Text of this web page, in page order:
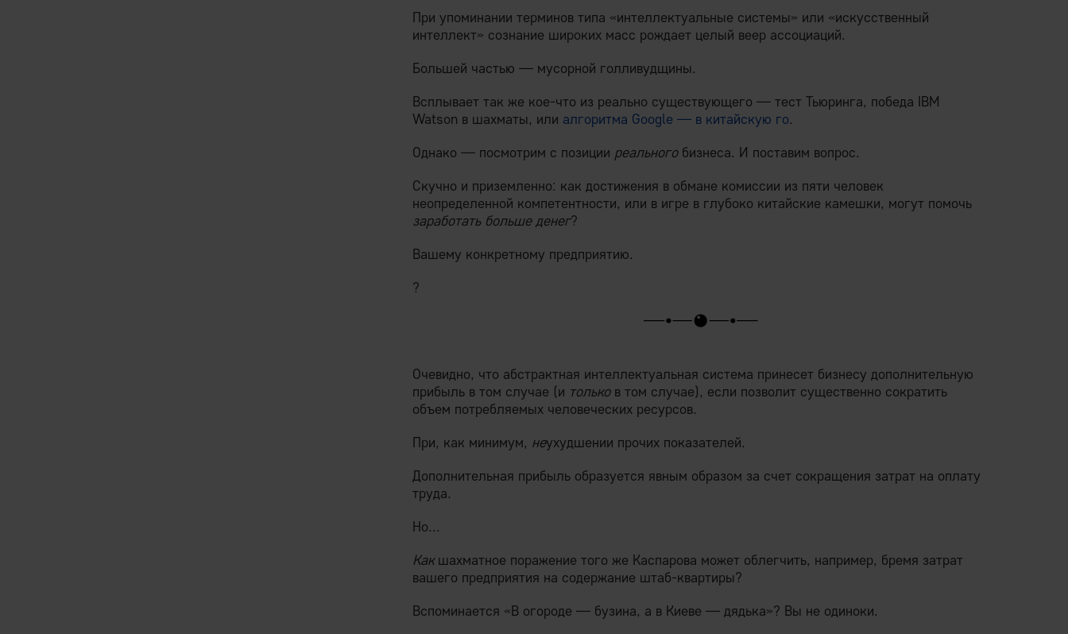
При упоминании терминов типа «интеллектуальные системы» или «искусственный
интеллект» сознание широких масс рождает целый веер ассоциаций.
Большей частью — мусорной голливудщины.
Всплывает так же кое-что из реально существующего — тест Тьюринга, победа IBM
Watson в шахматы, или алгоритма Google — в китайскую го.
Однако — посмотрим с позиции реальногобизнеса. И поставим вопрос.
Скучно и приземленно: как достижения в обмане комиссии из пяти человек
неопределенной компетентности, или в игре в глубоко китайские камешки, могут помочь
заработать больше денег?
Вашему конкретному предприятию.
?
Очевидно, что абстрактная интеллектуальная система принесет бизнесу дополнительную
прибыль в том случае (и тольков том случае), если позволит существенно сократить
объем потребляемых человеческих ресурсов.
При, как минимум, неухудшении прочих показателей.
Дополнительная прибыль образуется явным образом за счет сокращения затрат на оплату
труда.
Но...
Какшахматное поражение того же Каспарова может облегчить, например, бремя затрат
вашего предприятия на содержание штаб-квартиры?
Вспоминается «В огороде — бузина, а в Киеве — дядька»? Вы не одиноки.